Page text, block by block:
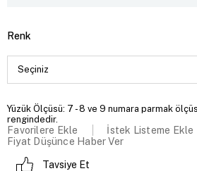
Renk
Yüzük Ölçüsü: 7 - 8 ve 9 numara parmak
rengindedir.
Favorilere Ekle
İstek Listeme Ekle
Fiyat Düşünce Haber Ver
Tavsiye Et